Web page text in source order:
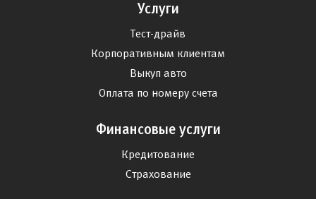
Услуги
Тест-драйв
Корпоративным клиентам
Выкуп авто
Оплата по номеру счета
Финансовые услуги
Кредитование
Страхование